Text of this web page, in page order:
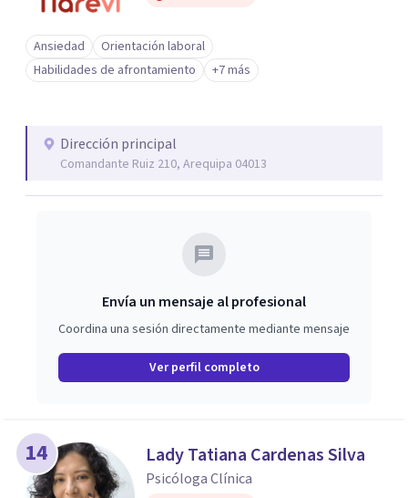
Ansiedad
Orientación laboral
Habilidades de afrontamiento
+7 más
Dirección principal
Comandante Ruiz 210, Arequipa 04013
Envía un mensaje al profesional
Coordina una sesión directamente mediante mensaje
Ver perfil completo
14 Lady Tatiana Cardenas Silva
Psicóloga Clínica